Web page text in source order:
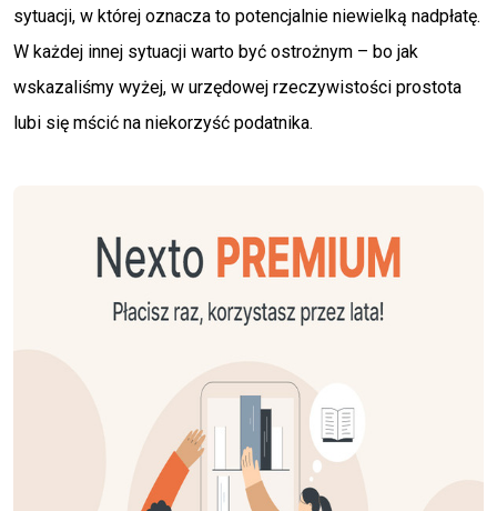
sytuacji, w której oznacza to potencjalnie niewielką nadpłatę.
W każdej innej sytuacji warto być ostrożnym – bo jak
wskazaliśmy wyżej, w urzędowej rzeczywistości prostota
lubi się mścić na niekorzyść podatnika.